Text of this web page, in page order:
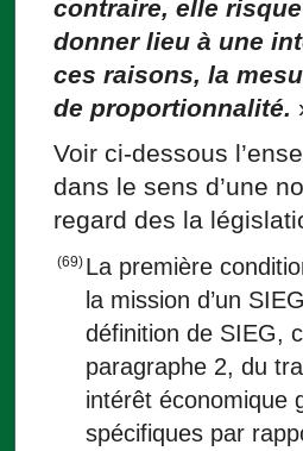
contraire, elle
donner lieu à une
ces raisons, la
de proportionnalité.
Voir ci-dessous
dans le sens d’une
regard des la
(69) La première
la mission d’un SIEG
définition de SIEG,
paragraphe 2, du
intérêt économique
spécifiques par